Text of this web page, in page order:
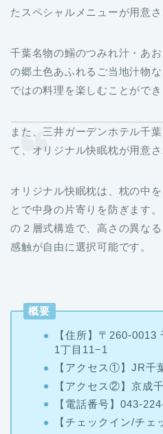
たスペシャルメニューが用意さ
千葉名物の鰯のつみれ汁・あ
の郷土色あふれるご当地汁物
ではの料理を楽しむことができ
また、三井ガーデンホテル千
て、オリジナル快眠枕が用意さ
オリジナル快眠枕は、枕の中
とで中身の片寄りを防ぎます
の２層式構造で、高さの異な
感触が自由に選択可能です。
【住所】〒260-0013
1丁目11−1
【アクセス①】JR千
【アクセス②】京成
【 電話番号】043-
【チェックイン/チェ